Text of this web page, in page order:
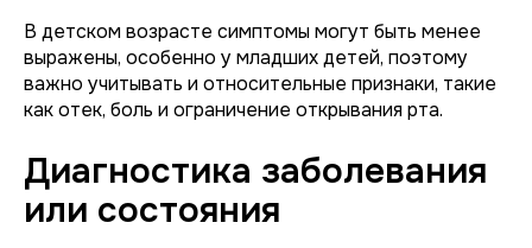
В детском возрасте симптомы могут быть менее
выражены, особенно у младших детей, поэтому
важно учитывать и относительные признаки, такие
как отек, боль и ограничение открывания рта.
Диагностика заболевания
или состояния